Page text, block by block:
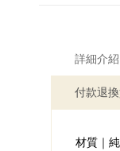
詳細介紹
付款退
材質｜